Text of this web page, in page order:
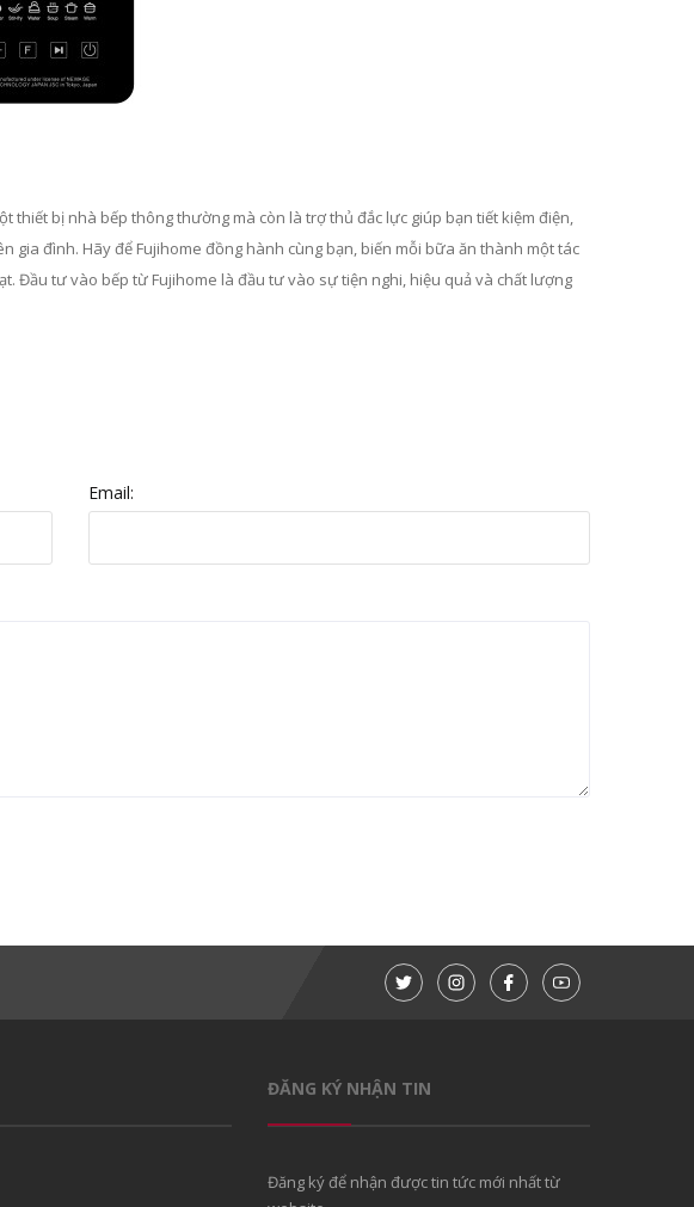
thiết bị nhà bếp thông thường mà còn là trợ thủ đắc lực giúp bạn tiết kiệm điện,
gia đình. Hãy để Fujihome đồng hành cùng bạn, biến mỗi bữa ăn thành một tác
Đầu tư vào bếp từ Fujihome là đầu tư vào sự tiện nghi, hiệu quả và chất lượng
Email:
ĐĂNG KÝ NHẬN TIN
Đăng ký để nhận được tin tức mới nhất từ